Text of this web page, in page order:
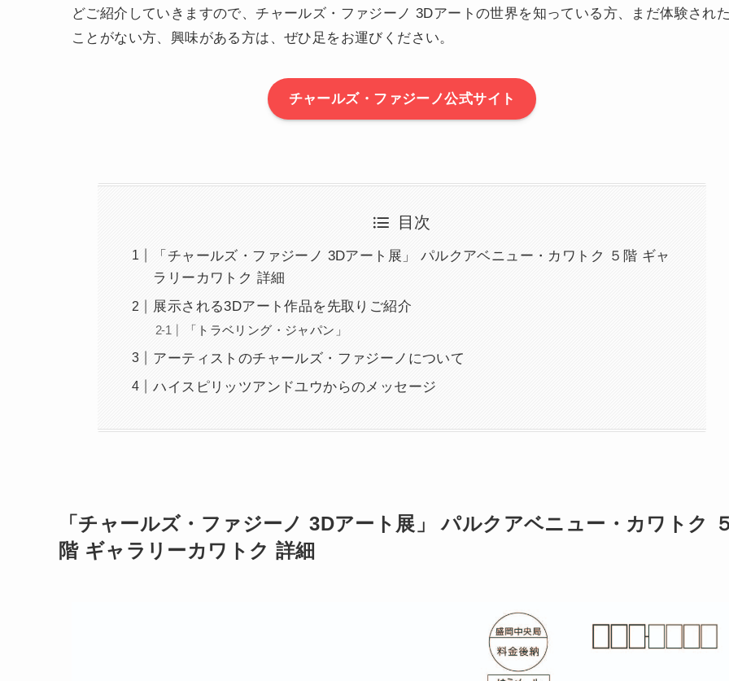
どご紹介していきますので、チャールズ・ファジーノ 3Dアートの世界を知っている方、まだ体験され
ことがない方、興味がある方は、ぜひ足をお運びください。
チャールズ・ファジーノ公式サイト
目次
「チャールズ・ファジーノ 3Dアート展」 パルクアベニュー・カワトク ５階 ギャ
ラリーカワトク 詳細
展示される3Dアート作品を先取りご紹介
「トラベリング・ジャパン」
アーティストのチャールズ・ファジーノについて
ハイスピリッツアンドユウからのメッセージ
「チャールズ・ファジーノ 3Dアート展」 パルクアベニュー・カワトク
階 ギャラリーカワトク 詳細